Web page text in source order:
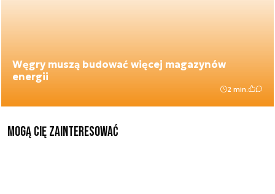
Węgry muszą budować więcej magazynów
energii
2 min.
Mogą Cię zainteresować